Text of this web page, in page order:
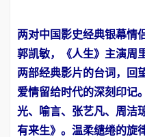
两对中国影史经典银幕情
郭凯敏，《人生》主演周
两部经典影片的台词，回
爱情留给时代的深刻印记
光、喻言、张艺凡、周洁
有来生》。温柔缱绻的旋